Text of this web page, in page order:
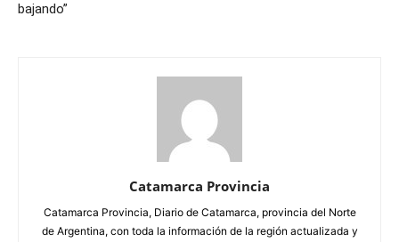
bajando”
Catamarca Provincia
Catamarca Provincia, Diario de Catamarca, provincia del Norte
de Argentina, con toda la información de la región actualizada y